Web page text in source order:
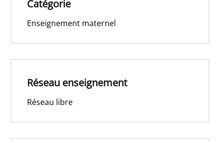
Catégorie
Enseignement maternel
Réseau enseignement
Réseau libre